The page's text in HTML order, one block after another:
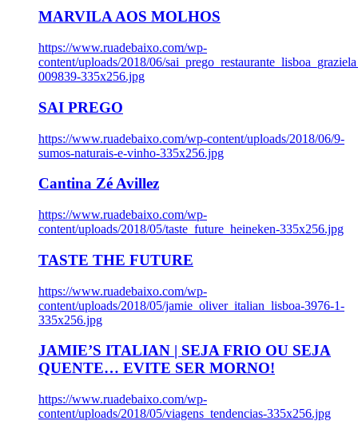
MARVILA AOS MOLHOS
https://www.ruadebaixo.com/wp-
content/uploads/2018/06/
009839-335x256.jpg
SAI PREGO
https://www.ruadebaixo.com/wp-content/uploads/2018/06/9-
sumos-naturais-e-vinho-335x256.jpg
Cantina Zé Avillez
https://www.ruadebaixo.com/wp-
content/uploads/2018/05/taste_future_heineken-335x256.jpg
TASTE THE FUTURE
https://www.ruadebaixo.com/wp-
content/uploads/2018/05/jamie_oliver_italian_lisboa-3976-1-
335x256.jpg
JAMIE’S ITALIAN | SEJA FRIO OU SEJA
QUENTE… EVITE SER MORNO!
https://www.ruadebaixo.com/wp-
content/uploads/2018/05/viagens_tendencias-335x256.jpg